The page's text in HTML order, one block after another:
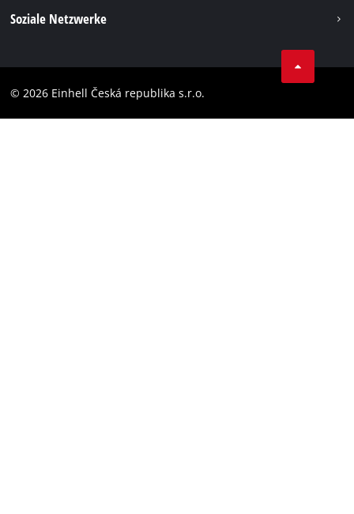
Barrierefreiheits-Erklärung
Soziale Netzwerke
Instagram
© 2026 Einhell Česká republika s.r.o.